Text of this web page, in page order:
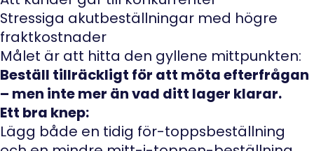
Stressiga akutbeställningar med högre
fraktkostnader
Målet är att hitta den gyllene mittpunkten:
Beställ tillräckligt för att möta efterfrågan
– men inte mer än vad ditt lager klarar.
Ett bra knep:
Lägg både en tidig för-toppsbeställning